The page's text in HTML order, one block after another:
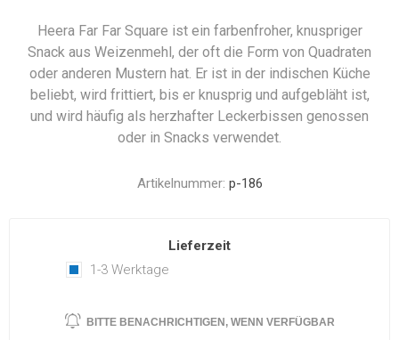
Heera Far Far Square ist ein farbenfroher, knuspriger
Snack aus Weizenmehl, der oft die Form von Quadraten
oder anderen Mustern hat. Er ist in der indischen Küche
beliebt, wird frittiert, bis er knusprig und aufgebläht ist,
und wird häufig als herzhafter Leckerbissen genossen
oder in Snacks verwendet.
Artikelnummer: p-186
Lieferzeit
1-3 Werktage
BITTE BENACHRICHTIGEN, WENN VERFÜGBAR